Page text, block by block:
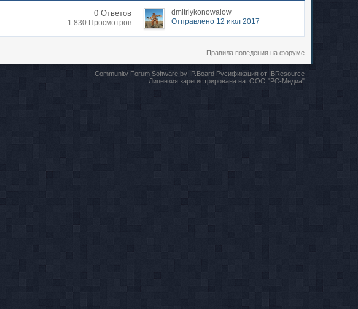
0 Ответов
1 830 Просмотров
dmitriykonowalow
Отправлено 12 июл 2017
Правила поведения на форуме
Community Forum Software by IP.BoardРусификация от IBResource
Лицензия зарегистрирована на: ООО "РС-Медиа"